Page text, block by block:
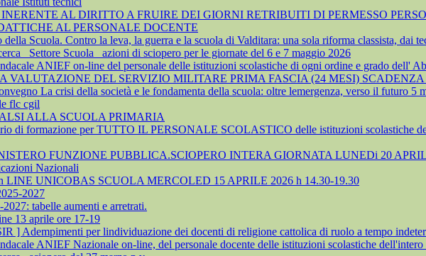
AL DIRITTO A FRUIRE DEI GIORNI RETRIBUITI DI PERMESSO
AL PERSONALE DOCENTE
Scuola. Contro la leva, la guerra e la scuola di Valditara: una sola riforma classista, dai
Settore Scuola_ azioni di sciopero per le giornate del 6 e 7 maggio 2026
ANIEF on-line del personale delle istituzioni scolastiche di ogni ordine e grado dell'
VALUTAZIONE DEL SERVIZIO MILITARE PRIMA FASCIA (24 MESI) SCADENZA
La crisi della società e le fondamenta della scuola: oltre lemergenza, verso il futuro 5
flc cgil
ALLA SCUOLA PRIMARIA
di formazione per TUTTO IL PERSONALE SCOLASTICO delle istituzioni scolastiche
FUNZIONE PUBBLICA.SCIOPERO INTERA GIORNATA LUNEDi 20
Nazionali
UNICOBAS SCUOLA MERCOLED 15 APRILE 2026 h 14.30-19.30
2027
tabelle aumenti e arretrati.
13 aprile ore 17-19
] Adempimenti per lindividuazione dei docenti di religione cattolica di ruolo a tempo
ANIEF Nazionale on-line, del personale docente delle istituzioni scolastiche